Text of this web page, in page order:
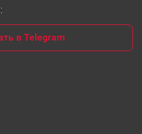
в Telegram